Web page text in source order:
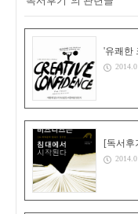
'유쾌한
[독서후